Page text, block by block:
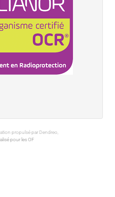
propulsé par Dendreo,
pour les OF